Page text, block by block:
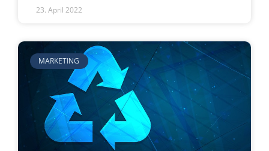
23. April 2022
MARKETING